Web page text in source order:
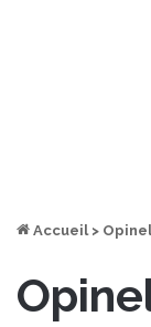
Accueil >